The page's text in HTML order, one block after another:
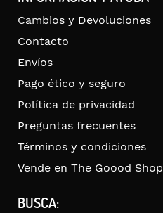
Cambios y Devoluciones
Contacto
Envíos
Pago ético y seguro
Política de privacidad
Preguntas frecuentes
Términos y condiciones
Vende en The Goood Shop
BUSCA: